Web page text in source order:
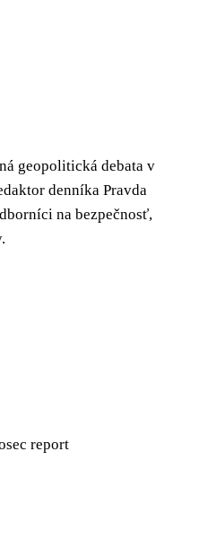
geopolitická debata v
denníka Pravda
na bezpečnosť,
report